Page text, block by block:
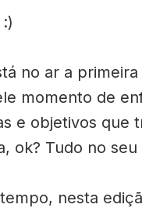
no ar a
momento de
e objetivos que
ok? Tudo no
nesta